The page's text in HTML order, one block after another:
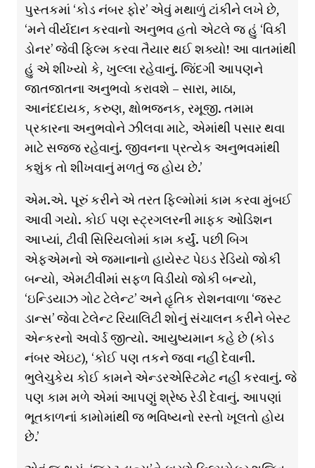
પુસ્તકમાં ‘કોડ નંબર ફોર’ એવું મથાળું ટાંકીને લખે છે,
‘મને વીર્યદાન કરવાનો અનુભવ હતો એટલે જ હું ‘વિકી
ડોનર’ જેવી ફિલ્મ કરવા તૈયાર થઈ શક્યો! આ વાતમાંથી
હું એ શીખ્યો કે, ખુલ્લા રહેવાનું. જિંદગી આપણને
જાતજાતના અનુભવો કરાવશે – સારા, માઠા,
આનંદદાયક, કરુણ, ક્ષોભજનક, રમૂજી. તમામ
પ્રકારના અનુભવોને ઝીલવા માટે, એમાંથી પસાર થવા
માટે સજ્જ રહેવાનું. જીવનના પ્રત્યેક અનુભવમાંથી
કશુંક તો શીખવાનું મળતું જ હોય છે.’
એમ.એ. પૂરું કરીને એ તરત ફિલ્મોમાં કામ કરવા મુંબઈ
આવી ગયો. કોઈ પણ સ્ટ્રગલરની માફક ઓડિશન
આપ્યાં, ટીવી સિરિયલોમાં કામ કર્યું. પછી બિગ
એફએમનો એ જમાનાનો હાયેસ્ટ પેઇડ રેડિયો જોકી
બન્યો, એમટીવીમાં સફળ વિડીયો જોકી બન્યો,
‘ઇન્ડિયાઝ ગોટ ટેલેન્ટ’ અને હૃતિક રોશનવાળા ‘જસ્ટ
ડાન્સ’ જેવા ટેલેન્ટ રિયાલિટી શોનું સંચાલન કરીને બેસ્ટ
એન્કરનો અવોર્ડ જીત્યો. આયુષ્યમાન કહે છે (કોડ
નંબર એઇટ), ‘કોઈ પણ તકને જવા નહીં દેવાની.
ભુલેચુકેય કોઈ કામને એન્ડરએસ્ટિમેટ નહીં કરવાનું. જે
પણ કામ મળે એમાં આપણું શ્રેષ્ઠ રેડી દેવાનું. આપણાં
ભૂતકાળનાં કામોમાંથી જ ભવિષ્યનો રસ્તો ખૂલતો હોય
છે.’